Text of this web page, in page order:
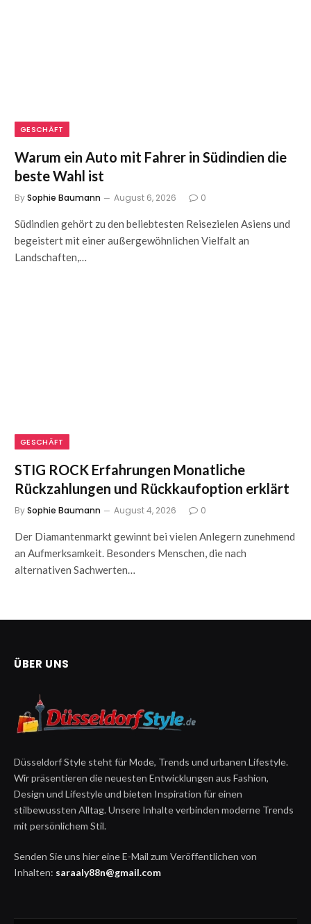
GESCHÄFT
Warum ein Auto mit Fahrer in Südindien die
beste Wahl ist
BySophie Baumann August 6, 2026 0
Südindien gehört zu den beliebtesten Reisezielen Asiens und
begeistert mit einer außergewöhnlichen Vielfalt an
Landschaften,…
GESCHÄFT
STIG ROCK Erfahrungen Monatliche
Rückzahlungen und Rückkaufoption erklärt
BySophie Baumann August 4, 2026 0
Der Diamantenmarkt gewinnt bei vielen Anlegern zunehmend
an Aufmerksamkeit. Besonders Menschen, die nach
alternativen Sachwerten…
ÜBER UNS
Düsseldorf Style steht für Mode, Trends und urbanen Lifestyle.
Wir präsentieren die neuesten Entwicklungen aus Fashion,
Design und Lifestyle und bieten Inspiration für einen
stilbewussten Alltag. Unsere Inhalte verbinden moderne Trends
mit persönlichem Stil.
Senden Sie uns hier eine E-Mail zum Veröffentlichen von
Inhalten: saraaly88n@gmail.com